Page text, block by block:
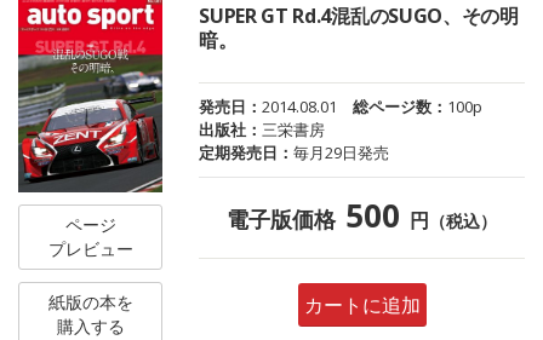
ページ
プレビュー
紙版の本を
購入する
SUPER GT Rd.4混乱のSUGO、その明
暗。
発売日：2014.08.01 総ページ数： 100p
出版社：三栄書房
定期発売日：毎月29日発売
電子版価格 500 円 （税込）
カートに追加